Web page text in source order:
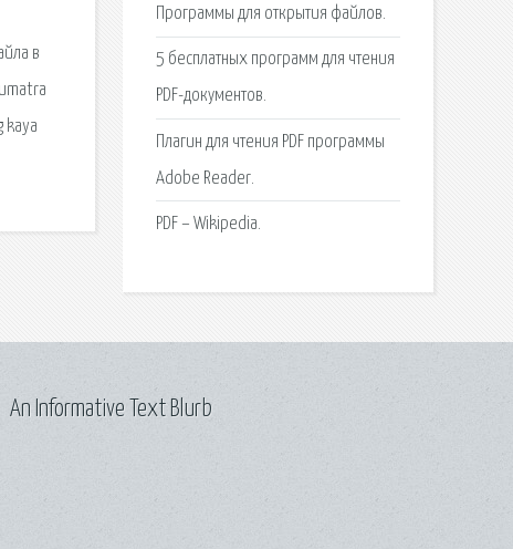
в
kaya
Программы для открытия файлов.
5 бесплатных программ для чтения
PDF-документов.
Плагин для чтения PDF программы
Adobe Reader.
PDF – Wikipedia.
An Informative Text Blurb